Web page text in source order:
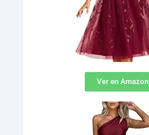
Ver en Amazon